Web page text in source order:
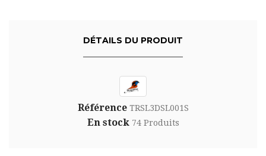
DÉTAILS DU PRODUIT
Référence TRSL3DSL001S
En stock 74 Produits